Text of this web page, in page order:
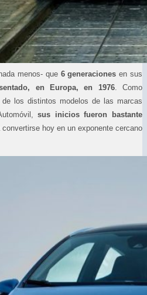
menos- que 6 generaciones en sus
en Europa, en 1976. Como
los distintos modelos de las marcas
sus inicios fueron bastante
convertirse hoy en un exponente cercano